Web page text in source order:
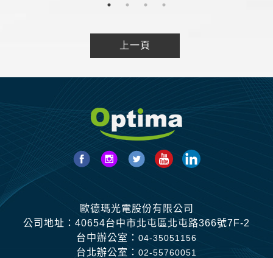
上一頁
歐德瑪光電股份有限公司
公司地址：40654台中市北屯區北屯路366號7F-2
台中辦公室： 04-35051156
台北辦公室： 02-55760051